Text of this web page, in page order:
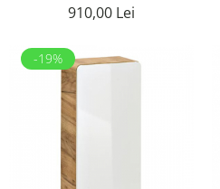
910,00 Lei
-19%